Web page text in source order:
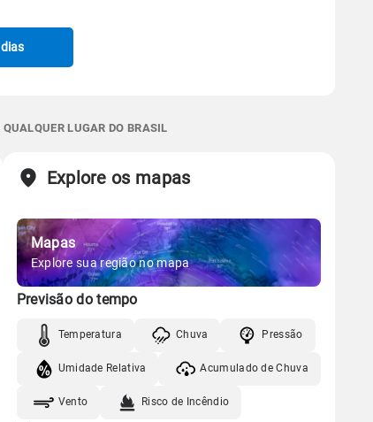
06:55h às 18:03h
Chuva
06:54h às 18:03h
Minguante
Vento Umidade
Tarde
0.0mm
06:54h às 18:04h
Minguante
Gráfico
Vento Umidade
LUGAR DO BRASIL
Explore os mapas
Mapas
Explore sua região no mapa
Previsão do tempo
Temperatura Chuva Pressão
Umidade Relativa Acumulado de Chuva
Vento Risco de Incêndio